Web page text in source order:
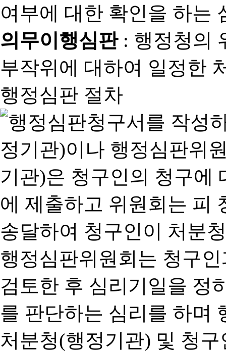
여부에 대한 확인을 하는
의무이행심판: 행정청의
부작위에 대하여 일정한
행정심판 절차